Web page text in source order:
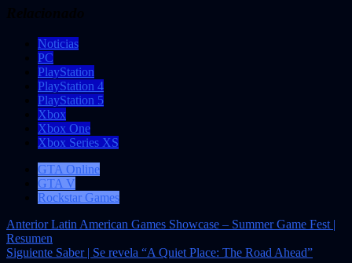
Noticias
PC
PlayStation
PlayStation 4
PlayStation 5
Xbox
Xbox One
Xbox Series XS
GTA Online
GTA V
Rockstar Games
Navegación
de
AnteriorLatin American Games Showcase – Summer Game Fest |
Resumen
Siguiente Saber | Se revela “A Quiet Place: The Road Ahead”